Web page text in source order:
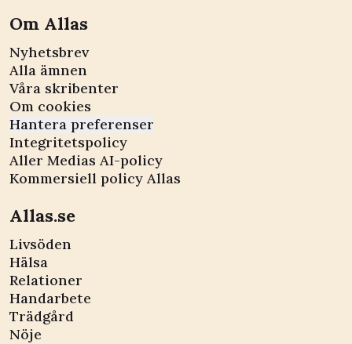
Om Allas
Nyhetsbrev
Alla ämnen
Våra skribenter
Om cookies
Hantera preferenser
Integritetspolicy
Aller Medias AI-policy
Kommersiell policy Allas
Allas.se
Livsöden
Hälsa
Relationer
Handarbete
Trädgård
Nöje